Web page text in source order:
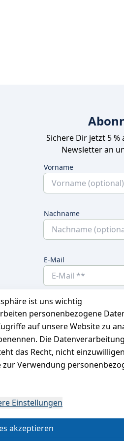
ist uns wichtig
personenbezogene
auf unsere Website zu
Die
das Recht, nicht
zur Verwendung
Einstellungen
akzeptieren
Sichere Dir jetzt 5
Newsletter an
Vorname
Nachname
E-Mail
Ich bestätige
habe. Ich